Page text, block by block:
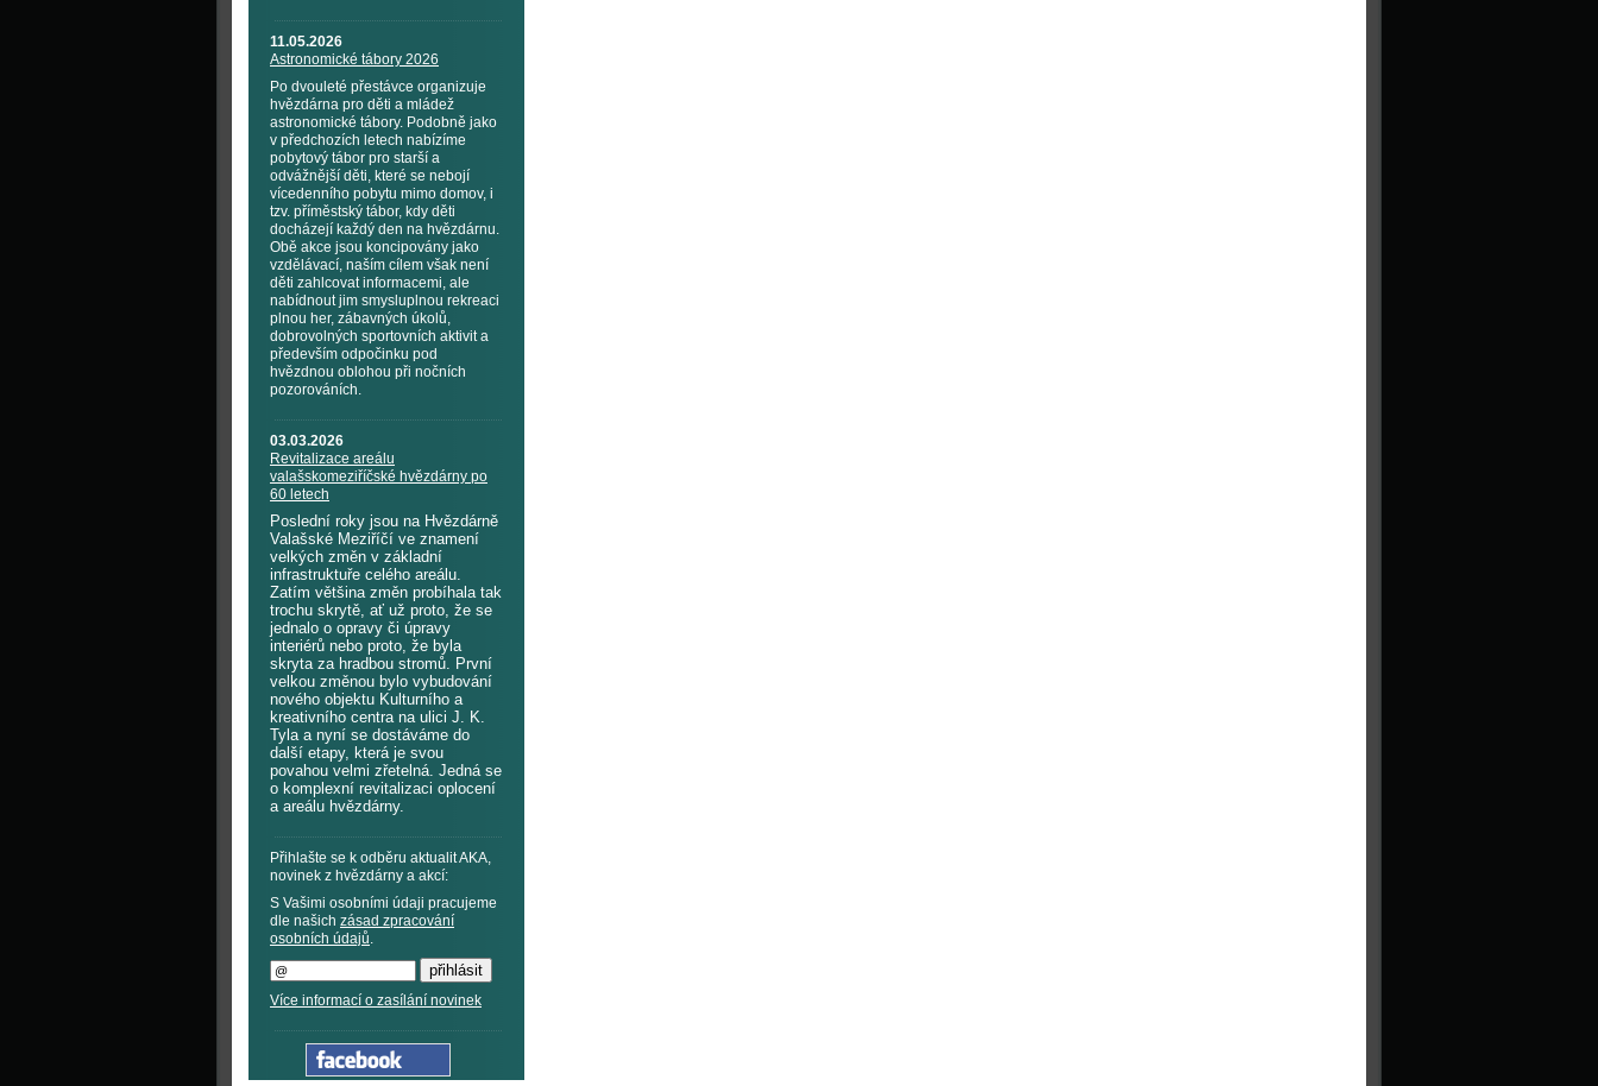
11.05.2026
Astronomické tábory 2026
Po dvouleté přestávce organizuje
hvězdárna pro děti a mládež
astronomické tábory. Podobně jako
v předchozích letech nabízíme
pobytový tábor pro starší a
odvážnější děti, které se nebojí
vícedenního pobytu mimo domov, i
tzv. příměstský tábor, kdy děti
docházejí každý den na hvězdárnu.
Obě akce jsou koncipovány jako
vzdělávací, naším cílem však není
děti zahlcovat informacemi, ale
nabídnout jim smysluplnou rekreaci
plnou her, zábavných úkolů,
dobrovolných sportovních aktivit a
především odpočinku pod
hvězdnou oblohou při nočních
pozorováních.
03.03.2026
Revitalizace areálu
valašskomeziříčské hvězdárny po
60 letech
Poslední roky jsou na Hvězdárně
Valašské Meziříčí ve znamení
velkých změn v základní
infrastruktuře celého areálu.
Zatím většina změn probíhala tak
trochu skrytě, ať už proto, že se
jednalo o opravy či úpravy
interiérů nebo proto, že byla
skryta za hradbou stromů. První
velkou změnou bylo vybudování
nového objektu Kulturního a
kreativního centra na ulici J. K.
Tyla a nyní se dostáváme do
další etapy, která je svou
povahou velmi zřetelná. Jedná se
o komplexní revitalizaci oplocení
a areálu hvězdárny.
Přihlašte se k odběru aktualit AKA,
novinek z hvězdárny a akcí:
S Vašimi osobními údaji pracujeme
dle našich zásad zpracování
osobních údajů.
Více informací o zasílání novinek